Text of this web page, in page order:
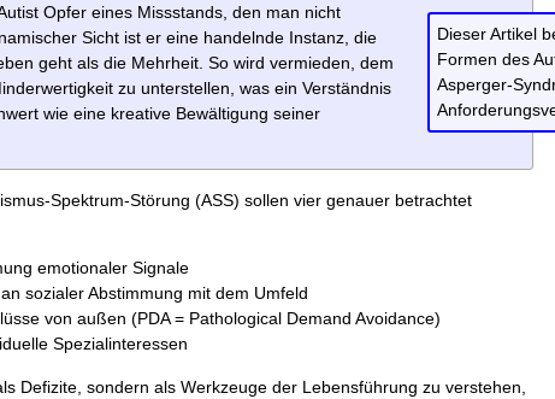
Dieser Artikel
Formen des
Asperger-
Opfer eines Missstands, den man nicht
Sicht ist er eine handelnde Instanz, die
geht als die Mehrheit. So wird vermieden, dem
zu unterstellen, was ein Verständnis
wie eine kreative Bewältigung seiner
Spektrum-Störung (ASS) sollen vier genauer betrachtet
emotionaler Signale
sozialer Abstimmung mit dem Umfeld
von außen (PDA = Pathological Demand Avoidance)
Spezialinteressen
Defizite, sondern als Werkzeuge der Lebensführung zu verstehen,